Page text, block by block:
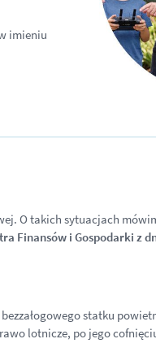
imieniu
O takich sytuacjach
Finansów i Gospodarki z
statku
lotnicze, po jego